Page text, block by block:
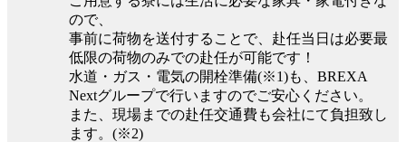
ので、
事前に荷物を送付することで、赴任当日は必要最
低限の荷物のみでの赴任が可能です！
水道・ガス・電気の開栓準備(※1)も、BREXA
Nextグループで行いますのでご安心ください。
また、現場までの赴任交通費も会社にて負担致し
ます。(※2)